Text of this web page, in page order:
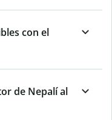
con el
de Nepalí al